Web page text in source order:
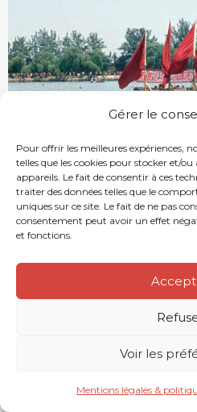
Gérer le
Pour offrir les meilleures expériences,
telles que les cookies pour stocker et/
appareils. Le fait de consentir à ces
traiter des données telles que le
uniques sur ce site. Le fait de ne pas
consentement peut avoir un effet
et fonctions.
Voir les
Mentions légales &